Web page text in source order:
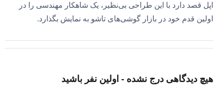
اپل قصد دارد با این طراحی بی‌نظیر، یک شاهکار مهندسی را در
اولین قدم خود در بازار گوشی‌های تاشو به نمایش بگذارد.
هیچ دیدگاهی درج نشده - اولین نفر باشید